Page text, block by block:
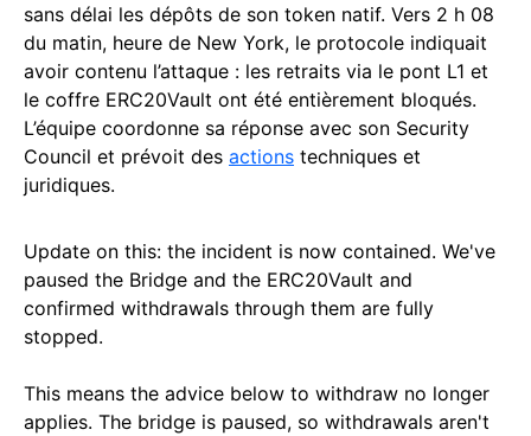
sans délai les dépôts de son token natif. Vers 2 h 08
du matin, heure de New York, le protocole indiquait
avoir contenu l’attaque : les retraits via le pont L1 et
le coffre ERC20Vault ont été entièrement bloqués.
L’équipe coordonne sa réponse avec son Security
Council et prévoit des actions techniques et
juridiques.
Update on this: the incident is now contained. We've
paused the Bridge and the ERC20Vault and
confirmed withdrawals through them are fully
stopped.
This means the advice below to withdraw no longer
applies. The bridge is paused, so withdrawals aren't